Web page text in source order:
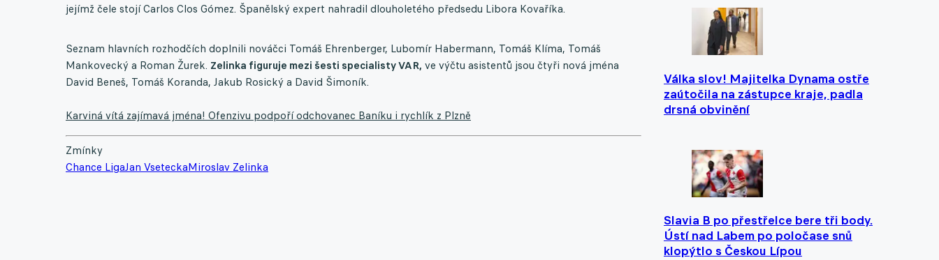
Válka slov! Majitelka Dynama ostře
zaútočila na zástupce kraje, padla
drsná obvinění
Slavia B po přestřelce bere tři body.
Ústí nad Labem po poločase snů
klopýtlo s Českou Lípou
jejímž čele stojí Carlos Clos Gómez. Španělský expert nahradil dlouholetého předsedu Libora Kovaříka.
Seznam hlavních rozhodčích doplnili nováčci Tomáš Ehrenberger, Lubomír Habermann, Tomáš Klíma, Tomáš
Mankovecký a Roman Žurek. Zelinka figuruje mezi šesti specialisty VAR, ve výčtu asistentů jsou čtyři nová jména
David Beneš, Tomáš Koranda, Jakub Rosický a David Šimoník.
Karviná vítá zajímavá jména! Ofenzivu podpoří odchovanec Baníku i rychlík z Plzně
Zmínky
Chance LigaJan VseteckaMiroslav Zelinka